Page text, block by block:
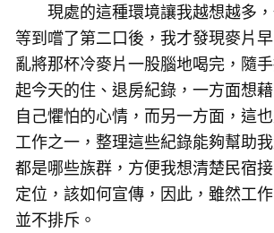
現處的這種環境讓我越想越多，
等到嚐了第二口後，我才發現麥片
亂將那杯冷麥片一股腦地喝完，隨
起今天的住、退房紀錄，一方面想
自己懼怕的心情，而另一方面，這
工作之一，整理這些紀錄能夠幫助
都是哪些族群，方便我想清楚民宿
定位，該如何宣傳，因此，雖然工
並不排斥。